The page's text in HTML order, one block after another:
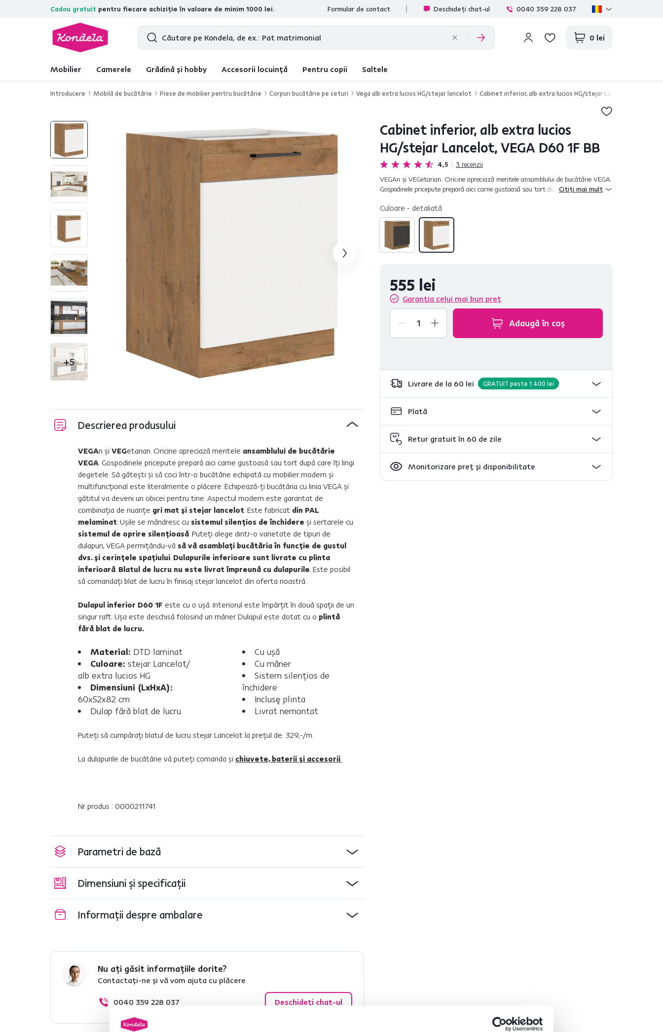
Cadou gratuit pentru fiecare achiziție în valoare de minim 1000 lei.
4,7 31.157recenzii de produs verificate Formular de contact Deschideți chat-ul 0040 359 228 037
0 lei
Mobilier Camerele Grădină și hobby Accesorii locuință Pentru copii Saltele
Introducere Mobilă de bucătărie Piese de mobilier pentru bucătărie Corpuri bucătărie pe seturi Vega alb extra lucios HG/stejar lancelot Cabinet inferior, alb extra lucios HG/stejar Lancelot, VEGA D60
+5
Cabinet inferior, alb extra lucios
HG/stejar Lancelot, VEGA D60 1F BB
4,5 3 recenzii
VEGAn şi VEGetarian. Oricine apreciază meritele ansamblului de bucătărie VEGA.
Gospodinele pricepute prepară aici carne gustoasă sau tort după care îţi lingi
Citiți mai mult
Culoare - detaliată
555 lei
Garanția celui mai bun preț
Adaugă în coș
Livrare de la 60 lei GRATUIT peste 1.400 lei
Plată
Retur gratuit în 60 de zile
Monitorizare preț și disponibilitate
Descrierea produsului
VEGAn şi VEGetarian. Oricine apreciază meritele ansamblului de bucătărie
VEGA. Gospodinele pricepute prepară aici carne gustoasă sau tort după care îţi lingi
degetele. Să găteşti şi să coci într-o bucătărie echipată cu mobilier modern şi
multifuncţional este literalmente o plăcere. Echipează-ţi bucătăria cu linia VEGA şi
gătitul va deveni un obicei pentru tine. Aspectul modern este garantat de
combinaţia de nuanţe gri mat şi stejar lancelot. Este fabricat din PAL
melaminat. Uşile se mândresc cu sistemul silenţios de închidere şi sertarele cu
sistemul de oprire silenţioasă. Puteţi alege dintr-o varietate de tipuri de
dulapuri, VEGA permiţându-vă să vă asamblaţi bucătăria în funcţie de gustul
dvs. şi cerinţele spaţiului. Dulapurile inferioare sunt livrate cu plinta
inferioară. Blatul de lucru nu este livrat împreună cu dulapurile. Este posibil
să comandaţi blat de lucru în finisaj stejar lancelot din oferta noastră.
Dulapul inferior D60 1F este cu o uşă. Interiorul este împărţit în două spaţii de un
singur raft. Uşa este deschisă folosind un măner. Dulapul este dotat cu o plintă
fără blat de lucru.
Material: DTD laminat
Culoare: stejar Lancelot/
alb extra lucios HG
Dimensiuni (LxHxA):
60x52x82 cm
Dulap fără blat de lucru
Cu uşă
Cu măner
Sistem silenţios de
închidere
Inclusę plinta
Livrat nemontat
Puteţi să cumpăraţi blatul de lucru stejar Lancelot la preţul de: 329,-/m.
La dulapurile de bucătărie vă puteţi comanda şi chiuvete, baterii şi accesorii.
Nr. produs : 0000211741
Parametri de bază
Dimensiuni și specificații
Informații despre ambalare
Nu ați găsit informațiile dorite?
Contactați-ne și vă vom ajuta cu plăcere
0040 359 228 037 Deschideți chat-ul